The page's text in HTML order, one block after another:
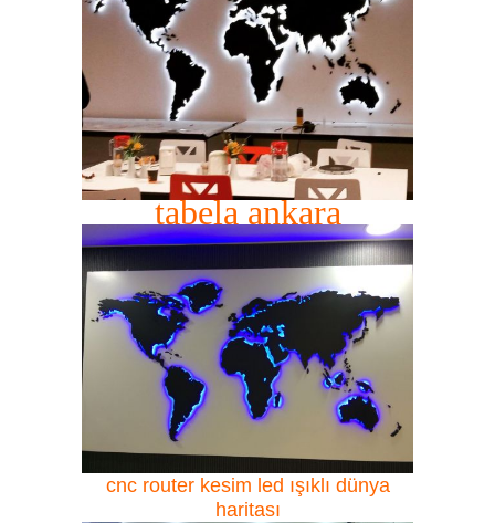
tabela ankara
cnc router kesim led ışıklı dünya
haritası